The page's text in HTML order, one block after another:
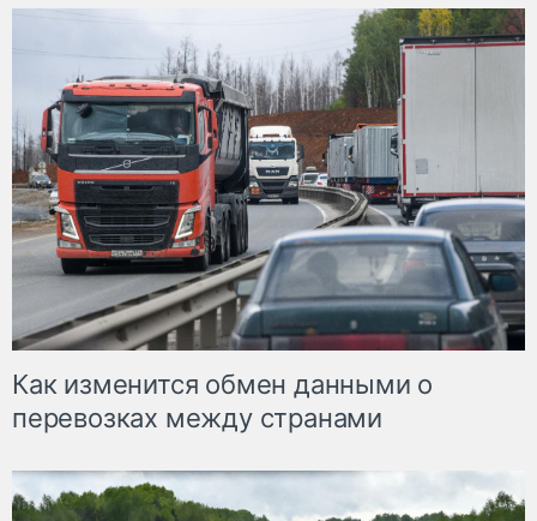
Как изменится обмен данными о
перевозках между странами